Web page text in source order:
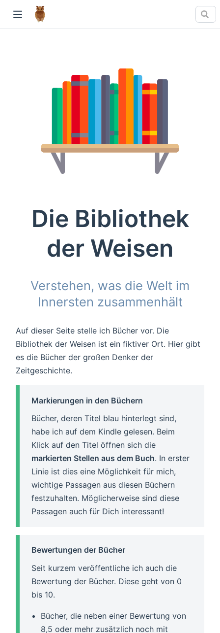
Die Bibliothek
der Weisen
Verstehen, was die Welt im
Innersten zusammenhält
Auf dieser Seite stelle ich Bücher vor. Die
Bibliothek der Weisen ist ein fiktiver Ort. Hier gibt
es die Bücher der großen Denker der
Zeitgeschichte.
Markierungen in den Büchern
Bücher, deren Titel blau hinterlegt sind,
habe ich auf dem Kindle gelesen. Beim
Klick auf den Titel öffnen sich die
markierten Stellen aus dem Buch. In erster
Linie ist dies eine Möglichkeit für mich,
wichtige Passagen aus diesen Büchern
festzuhalten. Möglicherweise sind diese
Passagen auch für Dich interessant!
Bewertungen der Bücher
Seit kurzem veröffentliche ich auch die
Bewertung der Bücher. Diese geht von 0
bis 10.
Bücher, die neben einer Bewertung von
8,5 oder mehr zusätzlich noch mit